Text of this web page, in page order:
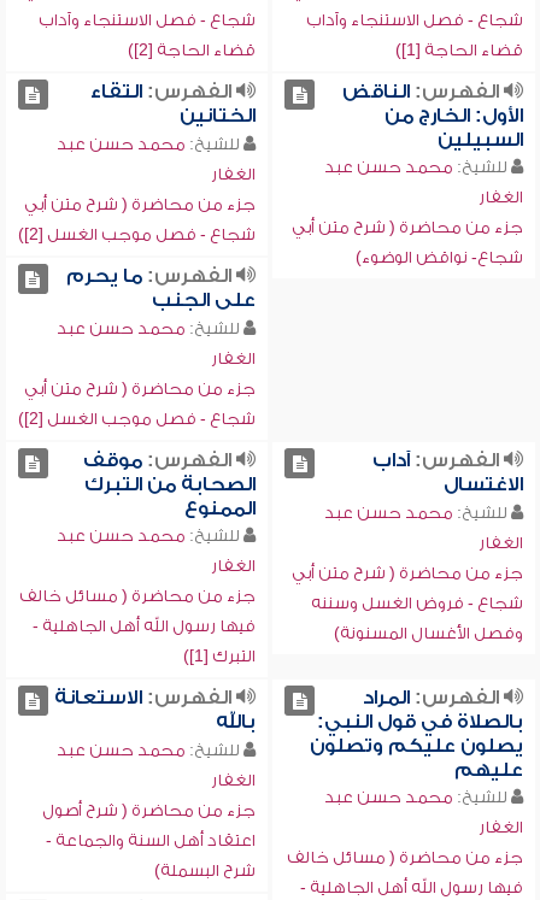
شجاع - فصل الاستنجاء وآداب
قضاء الحاجة [1])
شجاع - فصل الاستنجاء وآداب
قضاء الحاجة [2])
الفهرس:الناقض
الأول: الخارج من
السبيلين
للشيخ: محمد حسن عبد
الغفار
جزء من محاضرة ( شرح متن أبي
شجاع- نواقض الوضوء)
الفهرس:التقاء
الختانين
للشيخ: محمد حسن عبد
الغفار
جزء من محاضرة ( شرح متن أبي
شجاع - فصل موجب الغسل [2])
الفهرس:ما يحرم
على الجنب
للشيخ: محمد حسن عبد
الغفار
جزء من محاضرة ( شرح متن أبي
شجاع - فصل موجب الغسل [2])
الفهرس:آداب
الاغتسال
للشيخ: محمد حسن عبد
الغفار
جزء من محاضرة ( شرح متن أبي
شجاع - فروض الغسل وسننه
وفصل الأغسال المسنونة)
الفهرس:موقف
الصحابة من التبرك
الممنوع
للشيخ: محمد حسن عبد
الغفار
جزء من محاضرة ( مسائل خالف
فيها رسول الله أهل الجاهلية -
التبرك [1])
الفهرس:المراد
بالصلاة في قول النبي:
يصلون عليكم وتصلون
عليهم
للشيخ: محمد حسن عبد
الغفار
جزء من محاضرة ( مسائل خالف
فيها رسول الله أهل الجاهلية -
الفهرس:الاستعانة
بالله
للشيخ: محمد حسن عبد
الغفار
جزء من محاضرة ( شرح أصول
اعتقاد أهل السنة والجماعة -
شرح البسملة)